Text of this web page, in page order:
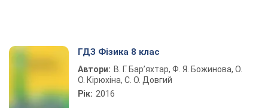
ГДЗ Фізика 8 клас
Автори: В. Г. Бар’яхтар, Ф. Я. Божинова, О.
О. Кірюхіна, С. О. Довгий
Рік: 2016